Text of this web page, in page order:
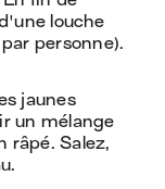
louche
personne).
jaunes
un mélange
râpé. Salez,